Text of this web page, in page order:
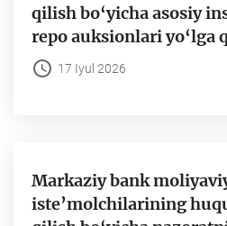
qilish bo‘yicha asosiy
repo auksionlari yo‘lga
17 Iyul 2026
Markaziy bank
iste’molchilarining